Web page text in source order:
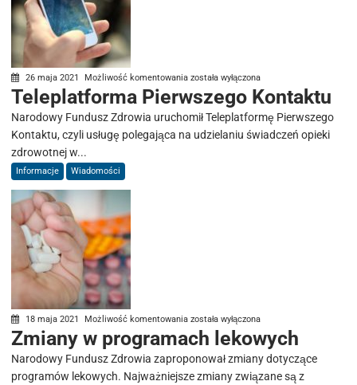
26 maja 2021 Możliwość komentowaniaTeleplatforma
Pierwszego
Kontaktu
została wyłączona
Teleplatforma Pierwszego Kontaktu
Narodowy Fundusz Zdrowia uruchomił Teleplatformę Pierwszego
Kontaktu, czyli usługę polegająca na udzielaniu świadczeń opieki
zdrowotnej w...
Informacje Wiadomości
18 maja 2021 Możliwość komentowaniaZmiany
w
lekowych
została wyłączona
Zmiany w programach lekowych
Narodowy Fundusz Zdrowia zaproponował zmiany dotyczące
programów lekowych. Najważniejsze zmiany związane są z